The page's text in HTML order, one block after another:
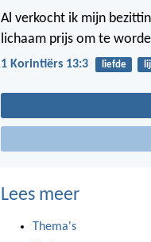
Al verkocht ik mijn
lichaam prijs om te
1 Korintiërs 13:3 liefde
Lees meer
Thema's